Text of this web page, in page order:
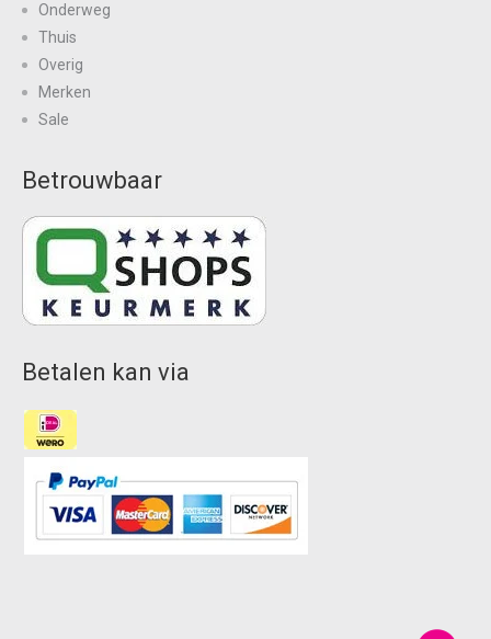
Onderweg
Thuis
Overig
Merken
Sale
Betrouwbaar
Betalen kan via